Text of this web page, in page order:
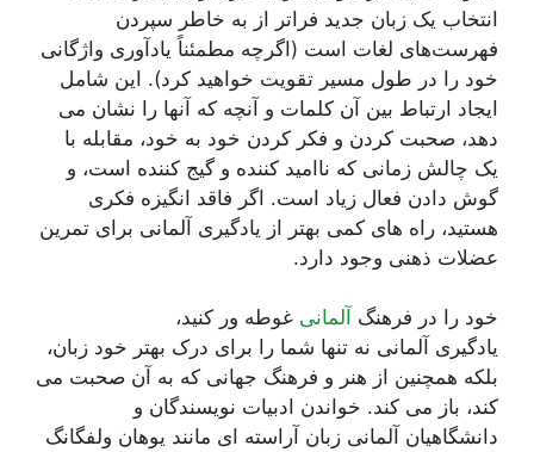
انتخاب یک زبان جدید فراتر از به خاطر سپردن
فهرست‌های لغات است (اگرچه مطمئناً یادآوری واژگانی
خود را در طول مسیر تقویت خواهید کرد). این شامل
ایجاد ارتباط بین آن کلمات و آنچه که آنها را نشان می
دهد، صحبت کردن و فکر کردن خود به خود، مقابله با
یک چالش زمانی که ناامید کننده و گیج کننده است، و
گوش دادن فعال زیاد است. اگر فاقد انگیزه فکری
هستید، راه های کمی بهتر از یادگیری آلمانی برای تمرین
عضلات ذهنی وجود دارد.
خود را در فرهنگ آلمانی غوطه ور کنید،
یادگیری آلمانی نه تنها شما را برای درک بهتر خود زبان،
بلکه همچنین از هنر و فرهنگ جهانی که به آن صحبت می
کند، باز می کند. خواندن ادبیات نویسندگان و
دانشگاهیان آلمانی زبان آراسته ای مانند یوهان ولفگانگ